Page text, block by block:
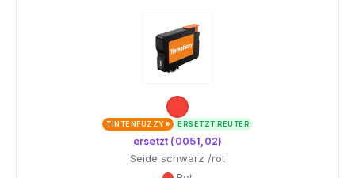
TINTENFUZZY® ERSETZT REUTER
ersetzt (0051,02)
Seide schwarz /rot